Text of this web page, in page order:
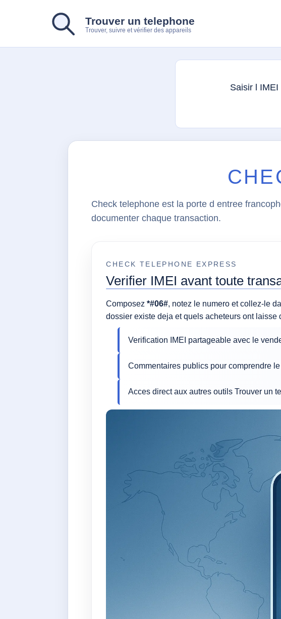
Trouver un telephone
Trouver, suivre et vérifier des appareils
Saisir l IMEI
Check telephone est la porte d entree
documenter chaque transaction.
CHECK TELEPHONE EXPRESS
Verifier IMEI avant toute
Composez*#06#, notez le numero et collez-le
dossier existe deja et quels acheteurs ont laisse
Verification IMEI partageable avec le
Commentaires publics pour comprendre
Acces direct aux autres outils Trouver un